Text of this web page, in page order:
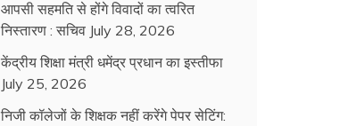
आपसी सहमति से होंगे विवादों का त्वरित
निस्तारण : सचिव July 28, 2026
केंद्रीय शिक्षा मंत्री धमेंद्र प्रधान का इस्तीफा
July 25, 2026
निजी कॉलेजों के शिक्षक नहीं करेंगे पेपर सेटिंग: